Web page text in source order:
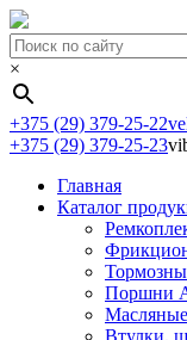
×
+375 (29) 379-25-22
+375 (29) 379-25-23
Главная
Каталог
Поршни
Втулки,